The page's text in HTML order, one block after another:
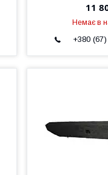
11
Немає в
+380